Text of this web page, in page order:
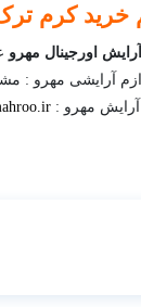
خرید کرم ترک
اورجینال مهرو
آرایشی مهرو :
مهرو :